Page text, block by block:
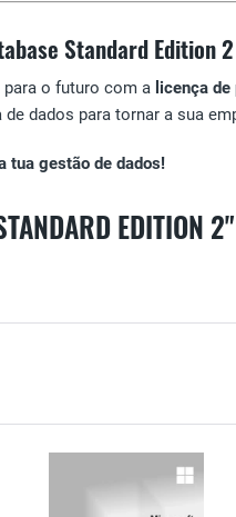
Standard Edition 2
para o futuro com a licença
dados para tornar a sua
tua gestão de dados!
EDITION 2"